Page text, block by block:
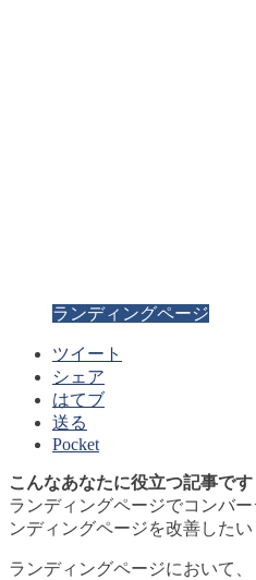
ランディングページ
ツイート
シェア
はてブ
送る
Pocket
こんなあなたに役立つ記事です
ランディングページでコンバ
ンディングページを改善した
ランディングページにおいて